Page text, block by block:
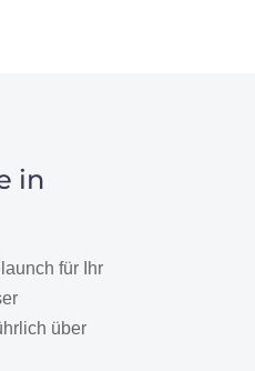
in
für Ihr
über